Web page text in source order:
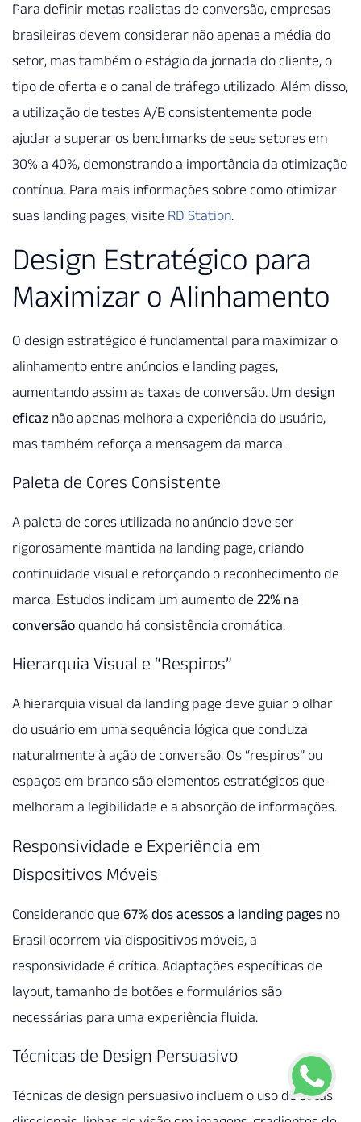
Para definir metas realistas de conversão, empresas
brasileiras devem considerar não apenas a média do
setor, mas também o estágio da jornada do cliente, o
tipo de oferta e o canal de tráfego utilizado. Além disso,
a utilização de testes A/B consistentemente pode
ajudar a superar os benchmarks de seus setores em
30% a 40%, demonstrando a importância da otimização
contínua. Para mais informações sobre como otimizar
suas landing pages, visite RD Station.
Design Estratégico para
Maximizar o Alinhamento
O design estratégico é fundamental para maximizar o
alinhamento entre anúncios e landing pages,
aumentando assim as taxas de conversão. Um design
eficaz não apenas melhora a experiência do usuário,
mas também reforça a mensagem da marca.
Paleta de Cores Consistente
A paleta de cores utilizada no anúncio deve ser
rigorosamente mantida na landing page, criando
continuidade visual e reforçando o reconhecimento de
marca. Estudos indicam um aumento de 22% na
conversão quando há consistência cromática.
Hierarquia Visual e “Respiros”
A hierarquia visual da landing page deve guiar o olhar
do usuário em uma sequência lógica que conduza
naturalmente à ação de conversão. Os “respiros” ou
espaços em branco são elementos estratégicos que
melhoram a legibilidade e a absorção de informações.
Responsividade e Experiência em
Dispositivos Móveis
Considerando que 67% dos acessos a landing pages no
Brasil ocorrem via dispositivos móveis, a
responsividade é crítica. Adaptações específicas de
layout, tamanho de botões e formulários são
necessárias para uma experiência fluida.
Técnicas de Design Persuasivo
Técnicas de design persuasivo incluem o uso de setas